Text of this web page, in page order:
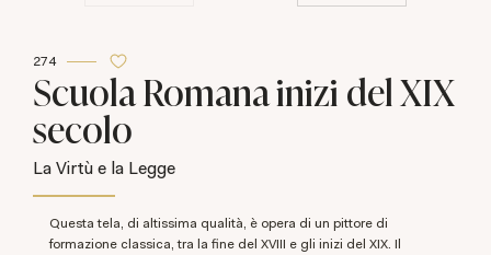
274
Scuola Romana inizi del XIX
secolo
La Virtù e la Legge
Questa tela, di altissima qualità, è opera di un pittore di
formazione classica, tra la fine del XVIII e gli inizi del XIX. Il